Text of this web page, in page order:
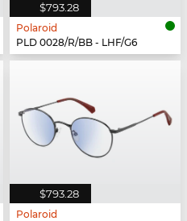
$793.28
Polaroid
PLD 0028/R/BB - LHF/G6
$793.28
Polaroid